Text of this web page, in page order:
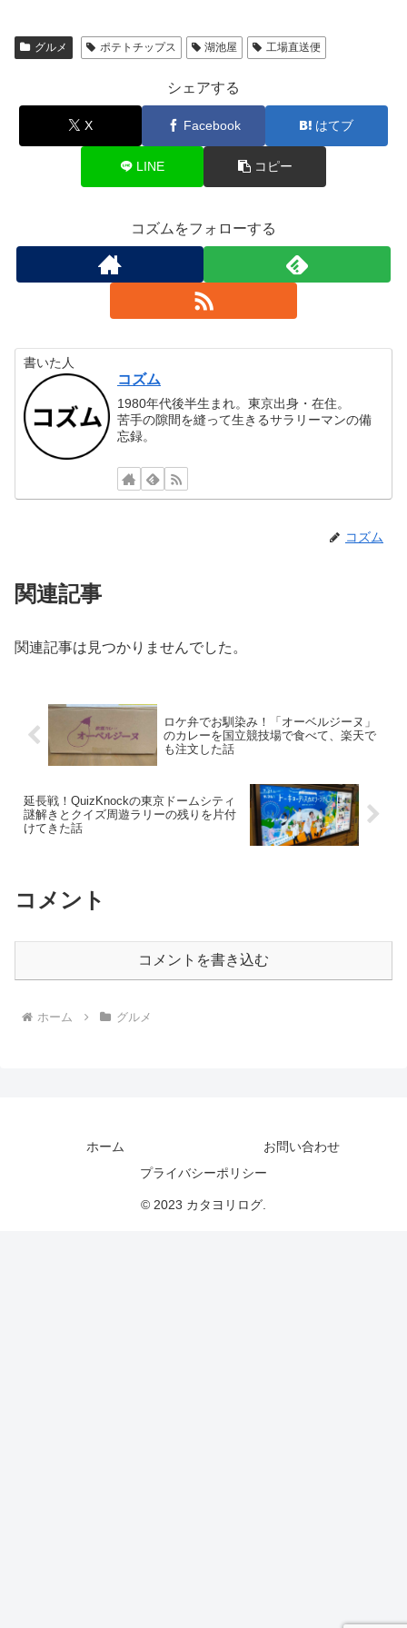
グルメ ポテトチップス 湖池屋 工場直送便
シェアする
X Facebook はてブ
LINE コピー
コズムをフォローする
書いた人
コズム
1980年代後半生まれ。東京出身・在住。
苦手の隙間を縫って生きるサラリーマンの備
忘録。
コズム
関連記事
関連記事は見つかりませんでした。
ロケ弁でお馴染み！「オーベルジーヌ」
のカレーを国立競技場で食べて、楽天で
も注文した話
延長戦！QuizKnockの東京ドームシティ
謎解きとクイズ周遊ラリーの残りを片付
けてきた話
コメント
コメントを書き込む
ホーム グルメ
ホーム
お問い合わせ
プライバシーポリシー
© 2023 カタヨリログ.